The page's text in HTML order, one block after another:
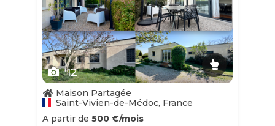
12
Maison Partagée
Saint-Vivien-de-Médoc, France
A partir de 500 €/mois